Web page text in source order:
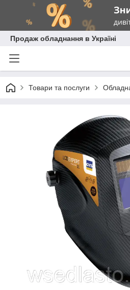
Продаж обладнання в Україні
Товари та послуги